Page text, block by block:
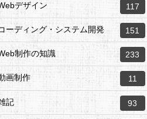
デザイン 117
ーディング・システム開発 151
制作の知識 233
画制作 11
記 93